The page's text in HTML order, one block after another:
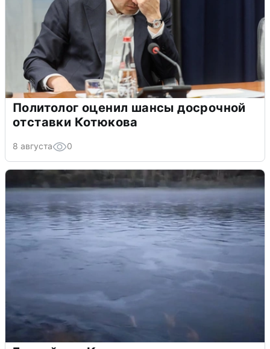
Политолог оценил шансы досрочной
отставки Котюкова
8 августа 0